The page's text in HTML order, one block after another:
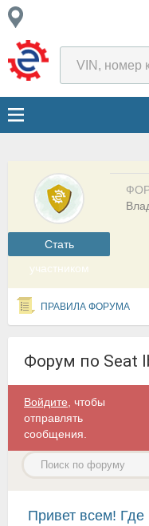
Cтать
участником
ПРАВИЛА ФОРУМА
Форум по Seat
Войдите , чтобы
отправлять
сообщения.
Привет всем! Где